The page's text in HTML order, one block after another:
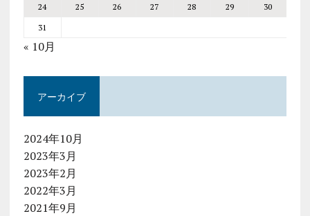
24
25 26 27 28 29
30
31
« 10月
アーカイブ
2024年10月
2023年3月
2023年2月
2022年3月
2021年9月